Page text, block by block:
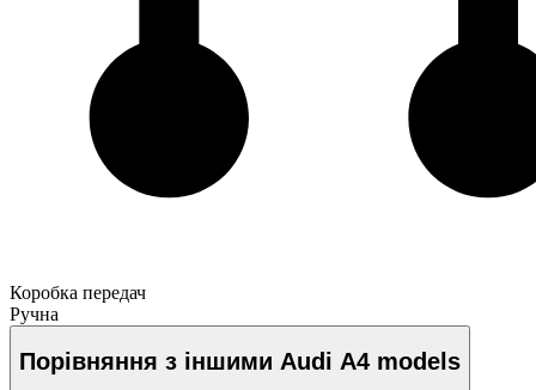
Коробка передач
Ручна
Порівняння з іншими Audi A4 models